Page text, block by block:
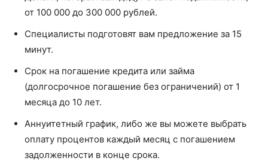
от 100 000 до 300 000 рублей.
Специалисты подготовят вам предложение за 15
минут.
Срок на погашение кредита или займа
(долгосрочное погашение без ограничений) от 1
месяца до 10 лет.
Аннуитетный график, либо же вы можете выбрать
оплату процентов каждый месяц с погашением
задолженности в конце срока.